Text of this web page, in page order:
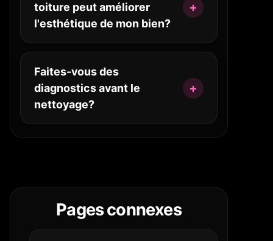
toiture peut améliorer
l'esthétique de mon bien?
Faites-vous des
diagnostics avant le
nettoyage?
Pages connexes